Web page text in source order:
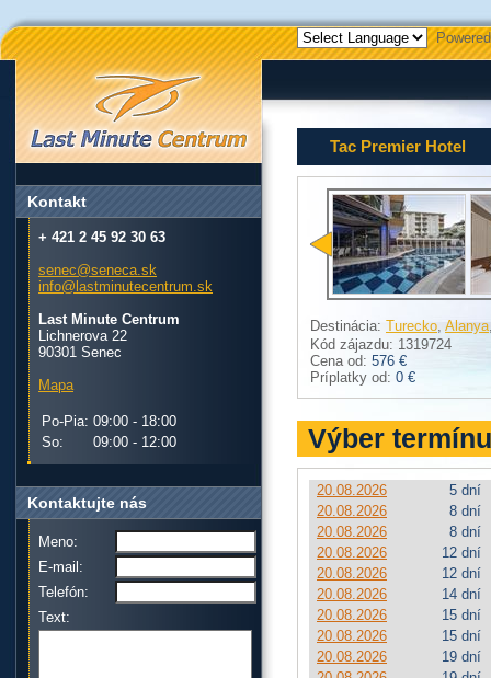
Tac Premier Hotel
Destinácia: Turecko, Alanya
Kód zájazdu: 1319724
Cena od: 576 €
Príplatky od: 0 €
Výber termínu
20.08.2026
5 dní
20.08.2026
8 dní
20.08.2026
8 dní
20.08.2026
12 dní
20.08.2026
12 dní
20.08.2026
14 dní
20.08.2026
15 dní
20.08.2026
15 dní
20.08.2026
19 dní
Kontakt
+ 421 2 45 92 30 63
senec@seneca.sk
info@lastminutecentrum.sk
Last Minute Centrum
Lichnerova 22
90301 Senec
Mapa
Po-Pia: 09:00 - 18:00
So:
09:00 - 12:00
Kontaktujte nás
Meno:
E-mail:
Telefón:
Text: